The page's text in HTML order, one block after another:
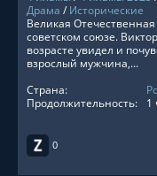
Драма / Исторические
0
Великая
советском союзе.
возрасте увидел и
взрослый мужчина,...
Страна:
Продолжительность:
1